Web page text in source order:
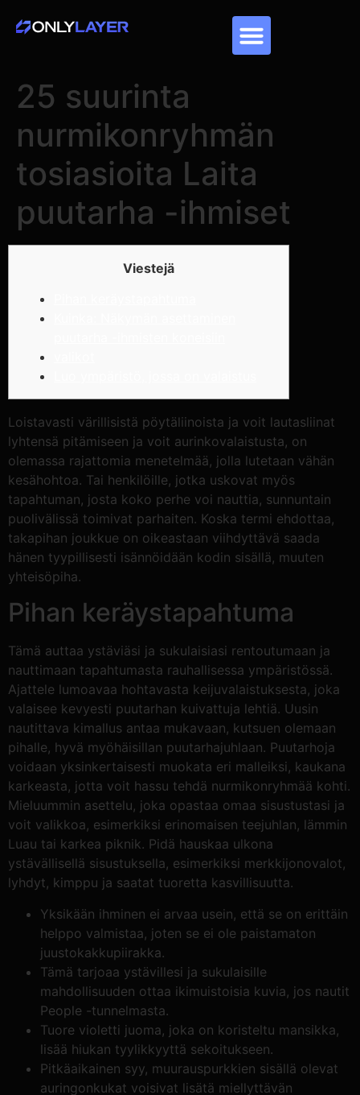
25 suurinta
nurmikonryhmän
tosiasioita Laita
puutarha -ihmiset
Viestejä
Loistavasti värillisistä pöytäliinoista ja voit lautasliinat
lyhtensä pitämiseen ja voit aurinkovalaistusta, on
olemassa rajattomia menetelmää, jolla lutetaan vähän
kesähohtoa. Tai henkilöille, jotka uskovat myös
tapahtuman, josta koko perhe voi nauttia, sunnuntain
puolivälissä toimivat parhaiten. Koska termi ehdottaa,
takapihan joukkue on oikeastaan viihdyttävä saada
hänen tyypillisesti isännöidään kodin sisällä, muuten
yhteisöpiha.
Pihan keräystapahtuma
Tämä auttaa ystäviäsi ja sukulaisiasi rentoutumaan ja
nauttimaan tapahtumasta rauhallisessa ympäristössä.
Ajattele lumoavaa hohtavasta keijuvalaistuksesta, joka
valaisee kevyesti puutarhan kuivattuja lehtiä. Uusin
nautittava kimallus antaa mukavaan, kutsuen olemaan
pihalle, hyvä myöhäisillan puutarhajuhlaan. Puutarhoja
voidaan yksinkertaisesti muokata eri malleiksi, kaukana
karkeasta, jotta voit hassu tehdä nurmikonryhmää kohti.
Mieluummin asettelu, joka opastaa omaa sisustustasi ja
voit valikkoa, esimerkiksi erinomaisen teejuhlan, lämmin
Luau tai karkea piknik. Pidä hauskaa ulkona
ystävällisellä sisustuksella, esimerkiksi merkkijonovalot,
lyhdyt, kimppu ja saatat tuoretta kasvillisuutta.
Yksikään ihminen ei arvaa usein, että se on erittäin
helppo valmistaa, joten se ei ole paistamaton
juustokakkupiirakka.
Tämä tarjoaa ystävillesi ja sukulaisille
mahdollisuuden ottaa ikimuistoisia kuvia, jos nautit
People -tunnelmasta.
Tuore violetti juoma, joka on koristeltu mansikka,
lisää hiukan tyylikkyyttä sekoitukseen.
Pitkäaikainen syy, muurauspurkkien sisällä olevat
auringonkukat voisivat lisätä miellyttävän